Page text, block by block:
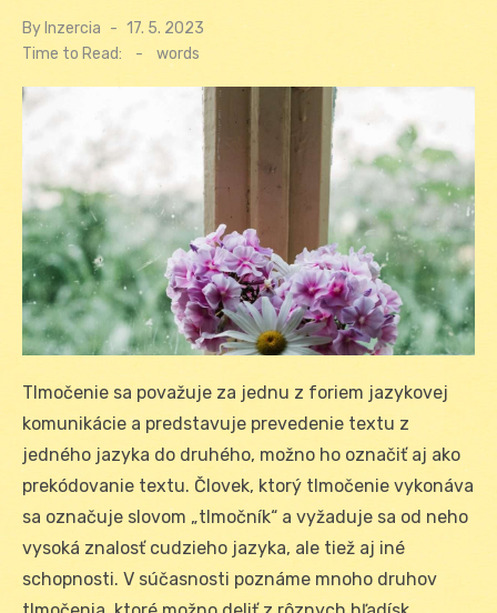
By Inzercia
Posted
17. 5. 2023
Time to Read:
- words
Tlmočenie sa považuje za jednu z foriem jazykovej
komunikácie a predstavuje prevedenie textu z
jedného jazyka do druhého, možno ho označiť aj ako
prekódovanie textu. Človek, ktorý tlmočenie vykonáva
sa označuje slovom „tlmočník“ a vyžaduje sa od neho
vysoká znalosť cudzieho jazyka, ale tiež aj iné
schopnosti. V súčasnosti poznáme mnoho druhov